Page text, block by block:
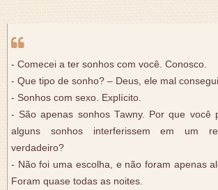
- Comecei a ter sonhos com você. Conosco.
- Que tipo de sonho? – Deus, ele mal
- Sonhos com sexo. Explícito.
- São apenas sonhos Tawny. Por que você
alguns sonhos interferissem em um
verdadeiro?
- Não foi uma escolha, e não foram apenas
Foram quase todas as noites.